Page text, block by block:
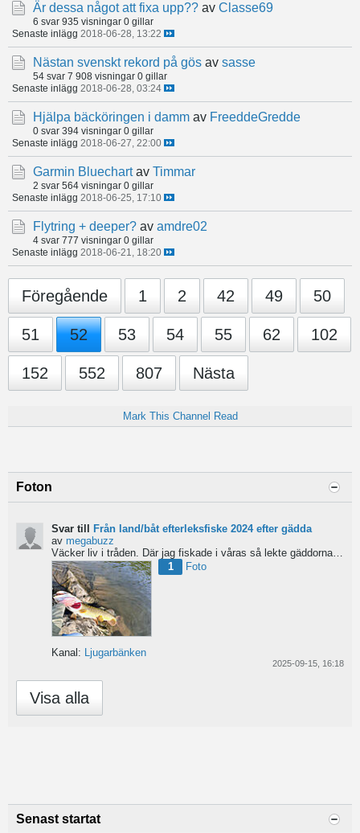
Är dessa något att fixa upp?? av Classe69
6 svar 935 visningar 0 gillar
Senaste inlägg 2018-06-28, 13:22
Nästan svenskt rekord på gös av sasse
54 svar 7 908 visningar 0 gillar
Senaste inlägg 2018-06-28, 03:24
Hjälpa bäcköringen i damm av FreeddeGredde
0 svar 394 visningar 0 gillar
Senaste inlägg 2018-06-27, 22:00
Garmin Bluechart av Timmar
2 svar 564 visningar 0 gillar
Senaste inlägg 2018-06-25, 17:10
Flytring + deeper? av amdre02
4 svar 777 visningar 0 gillar
Senaste inlägg 2018-06-21, 18:20
Föregående 1 2 42 49 50
51 52 53 54 55 62 102
152 552 807 Nästa
Mark This Channel Read
Foton
Svar till
Från land/båt efterleksfiske 2024 efter gädda
av megabuzz
Väcker liv i tråden. Där jag fiskade i våras så lekte gäddorna från början av mars hela vägen in i juni...
1
Foto
Kanal: Ljugarbänken
2025-09-15, 16:18
Visa alla
Senast startat